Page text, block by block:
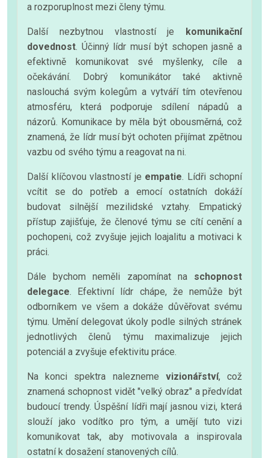
a rozporuplnost mezi členy týmu.
Další nezbytnou vlastností je komunikační
dovednost. Účinný lídr musí být schopen jasně a
efektivně komunikovat své myšlenky, cíle a
očekávání. Dobrý komunikátor také aktivně
naslouchá svým kolegům a vytváří tím otevřenou
atmosféru, která podporuje sdílení nápadů a
názorů. Komunikace by měla být obousměrná, což
znamená, že lídr musí být ochoten přijímat zpětnou
vazbu od svého týmu a reagovat na ni.
Další klíčovou vlastností je empatie. Lídři schopní
vcítit se do potřeb a emocí ostatních dokáží
budovat silnější mezilidské vztahy. Empatický
přístup zajišťuje, že členové týmu se cítí cenění a
pochopeni, což zvyšuje jejich loajalitu a motivaci k
práci.
Dále bychom neměli zapomínat na schopnost
delegace. Efektivní lídr chápe, že nemůže být
odborníkem ve všem a dokáže důvěřovat svému
týmu. Umění delegovat úkoly podle silných stránek
jednotlivých členů týmu maximalizuje jejich
potenciál a zvyšuje efektivitu práce.
Na konci spektra nalezneme vizionářství, což
znamená schopnost vidět "velký obraz" a předvídat
budoucí trendy. Úspěšní lídři mají jasnou vizi, která
slouží jako vodítko pro tým, a umějí tuto vizi
komunikovat tak, aby motivovala a inspirovala
ostatní k dosažení stanovených cílů.